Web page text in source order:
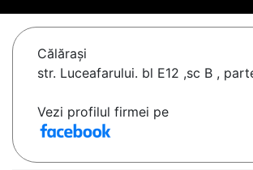
Călăraşi
str. Luceafarului. bl E12 ,sc B ,
Vezi profilul firmei pe